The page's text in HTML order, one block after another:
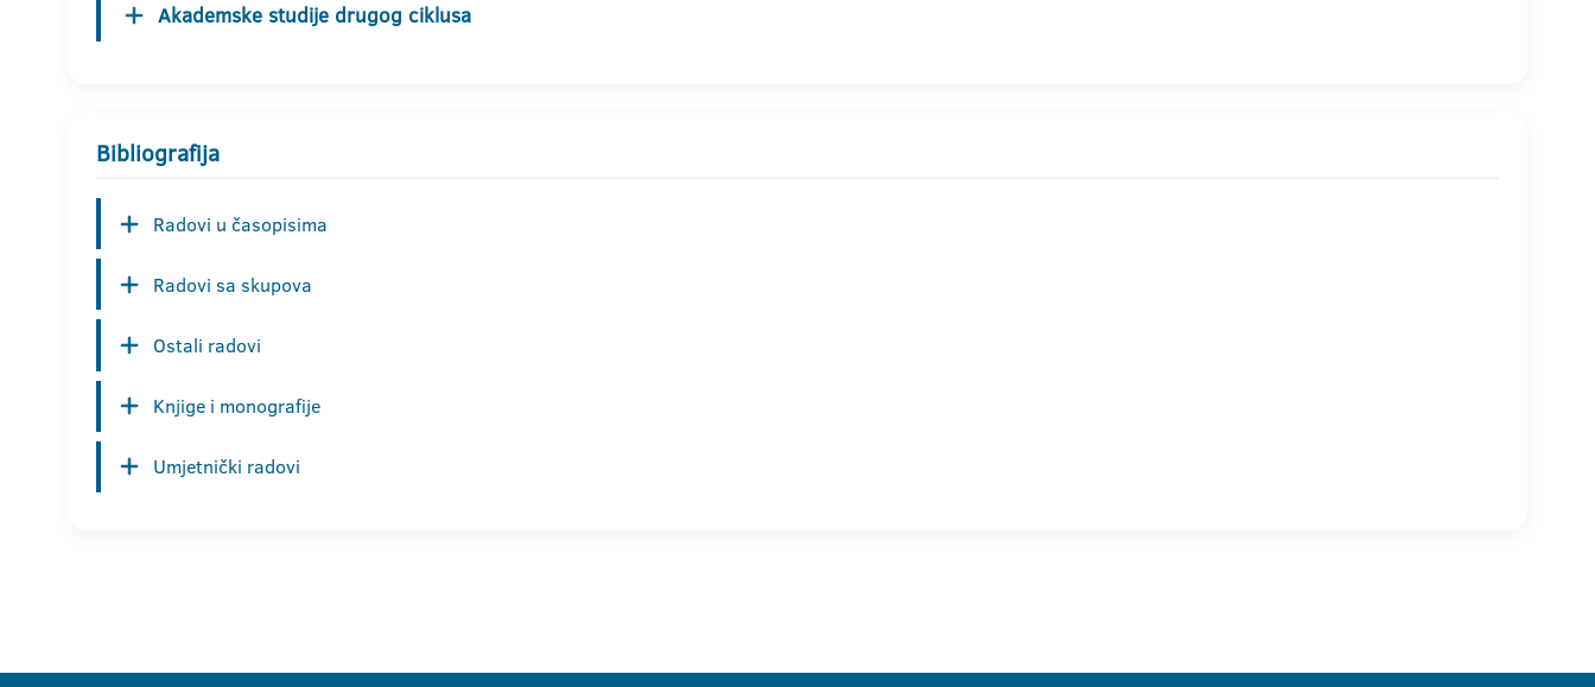
Akademske studije drugog ciklusa
Bibliografija
Radovi u časopisima
Radovi sa skupova
Ostali radovi
Knjige i monografije
Umjetnički radovi